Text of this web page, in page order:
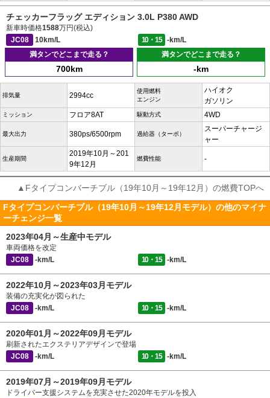
チェッカーフラッグ エディション 3.0L P380 AWD
新車時価格1588万円(税込)
JC08
10km/L 10・15
-km/L
満タンでどこまで走る？
700km
満タンでどこまで走る？
-km
排気量 2994cc
使用燃料
エンジン
ハイオク
ガソリン
ミッション フロア8AT 駆動方式 4WD
最大出力 380ps/6500rpm 過給器（ターボ）
スーパーチャージ
ャー
生産期間
2019年10月～201
9年12月
燃費性能 -
▲Fタイプコンバーチブル（19年10月～19年12月）の燃費TOPへ
Fタイプコンバーチブル（19年10月～19年12月モデル）の他のマイナ
ーチェンジ一覧
2023年04月～生産中モデル
車両価格を改定
JC08
-km/L 10・15 -km/L
2022年10月～2023年03月モデル
装備の充実化が図られた
JC08
-km/L 10・15 -km/L
2020年01月～2022年09月モデル
刷新されたエクステリアデザインで登場
JC08
-km/L 10・15 -km/L
2019年07月～2019年09月モデル
ドライバー支援システムを充実させた2020年モデルを投入